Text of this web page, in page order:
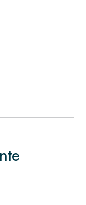
y ropa de
de lujo y